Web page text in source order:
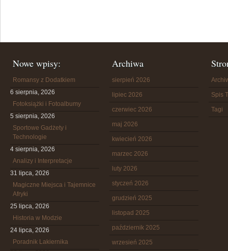
Nowe wpisy:
Romansy z Dodatkiem
6 sierpnia, 2026
Fotoksiążki i Fotoalbumy
5 sierpnia, 2026
Sportowe Gadżety i
Technologie
4 sierpnia, 2026
Analizy i Interpretacje
31 lipca, 2026
Magiczne Miejsca i Tajemnice
Afryki
25 lipca, 2026
Historia w Modzie
24 lipca, 2026
Poradnik Lakiernika
Archiwa
sierpień 2026
lipiec 2026
czerwiec 2026
maj 2026
kwiecień 2026
marzec 2026
luty 2026
styczeń 2026
grudzień 2025
listopad 2025
październik 2025
wrzesień 2025
Spis
Tagi